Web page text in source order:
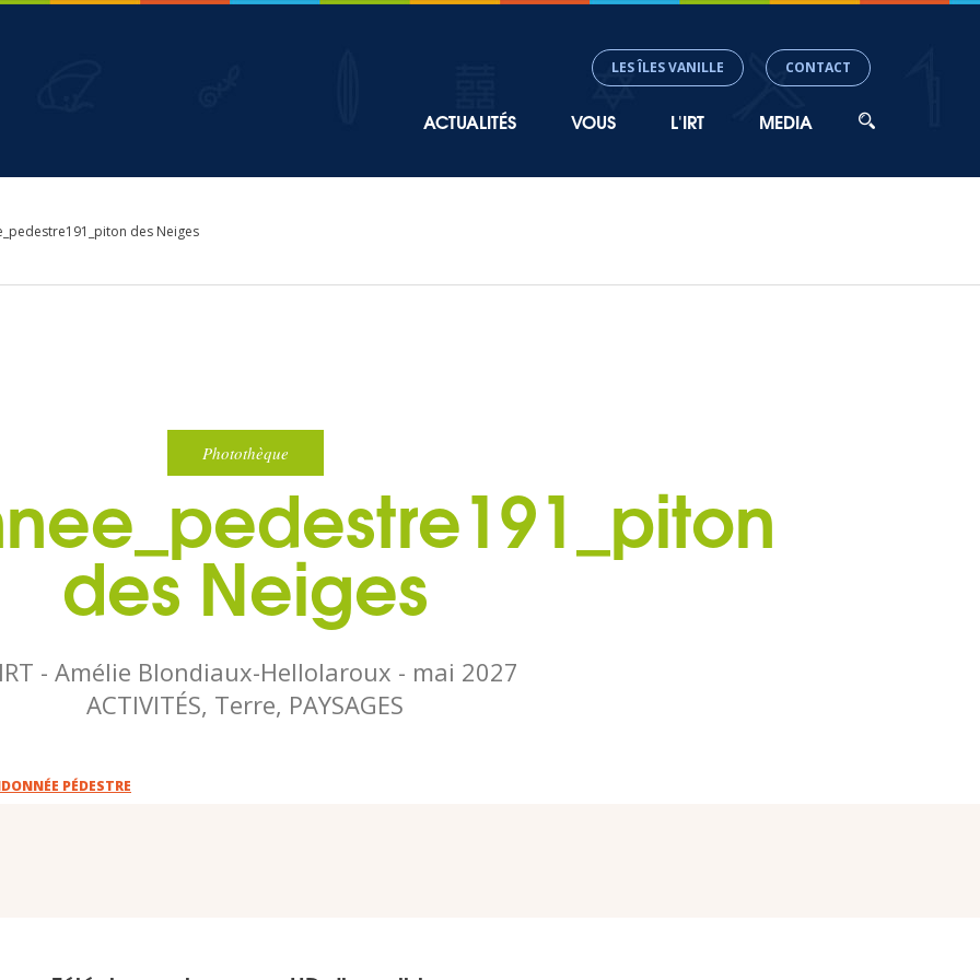
navigation
ACTUALITÉS VOUS L'IRT MEDIA
LES ÎLES VANILLE CONTACT
des Neiges
Photothèque
des Neiges
- Amélie Blondiaux-Hellolaroux - mai 2027
ACTIVITÉS, Terre, PAYSAGES
PÉDESTRE